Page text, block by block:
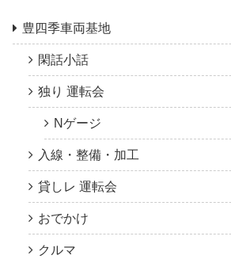
豊四季車両基地
閑話小話
独り 運転会
Nゲージ
入線・整備・加工
貸しレ 運転会
おでかけ
クルマ